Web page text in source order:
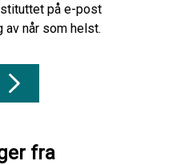
på e-post
av når som helst.
fra